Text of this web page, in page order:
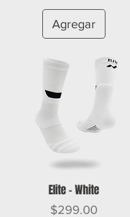
Agregar
Elite - White
Precio
$299.00